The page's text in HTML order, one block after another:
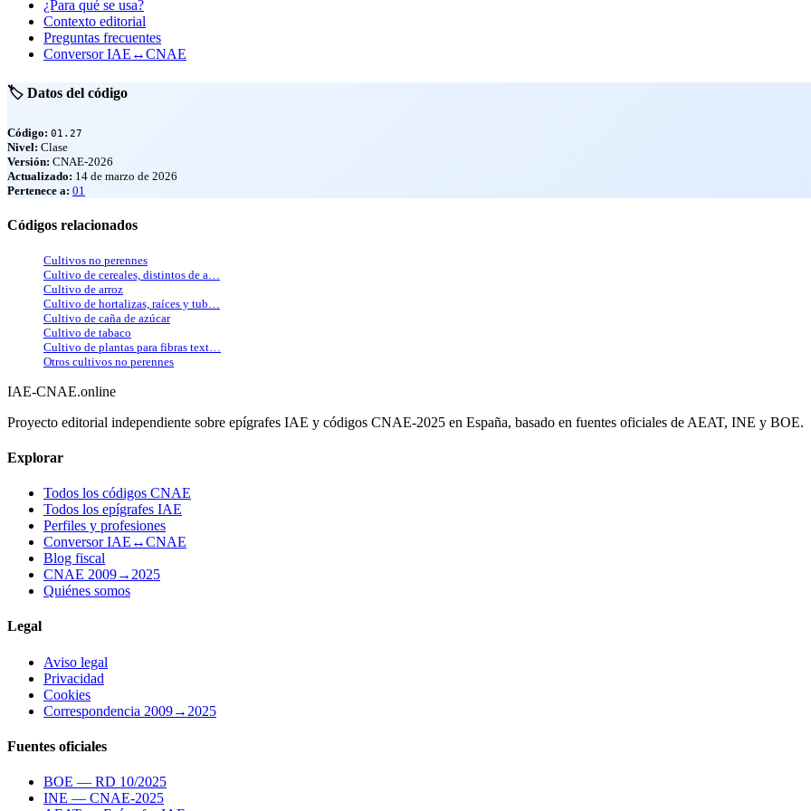
¿Para qué se usa?
Contexto editorial
Preguntas frecuentes
Conversor IAE↔CNAE
🏷️ Datos del código
Código: 01.27
Nivel: Clase
Versión: CNAE-2026
Actualizado: 14 de marzo de 2026
Pertenece a: 01
Códigos relacionados
Cultivos no perennes
Cultivo de cereales, distintos de a…
Cultivo de arroz
Cultivo de hortalizas, raíces y tub…
Cultivo de caña de azúcar
Cultivo de tabaco
Cultivo de plantas para fibras text…
Otros cultivos no perennes
IAE-CNAE.online
Proyecto editorial independiente sobre epígrafes IAE y códigos CNAE-2025 en España, basado en fuentes oficiales de AEAT, INE y BOE.
Explorar
Todos los códigos CNAE
Todos los epígrafes IAE
Perfiles y profesiones
Conversor IAE↔CNAE
Blog fiscal
CNAE 2009→2025
Quiénes somos
Legal
Aviso legal
Privacidad
Cookies
Correspondencia 2009→2025
Fuentes oficiales
BOE — RD 10/2025
INE — CNAE-2025